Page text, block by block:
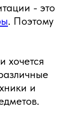
- это
. Поэтому
хочется
и